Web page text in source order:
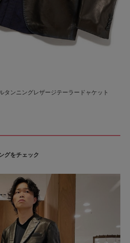
タンニングレザージテーラードャケット
グをチェック